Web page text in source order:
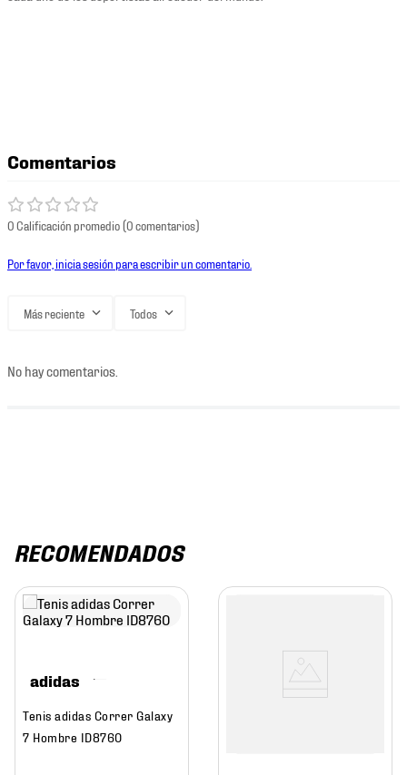
Comentarios
0 Calificación promedio(0 comentarios)
Por favor, inicia sesión para escribir un comentario.
Más reciente Todos
No hay comentarios.
RECOMENDADOS
adidas
Tenis adidas Correr Galaxy
7 Hombre ID8760